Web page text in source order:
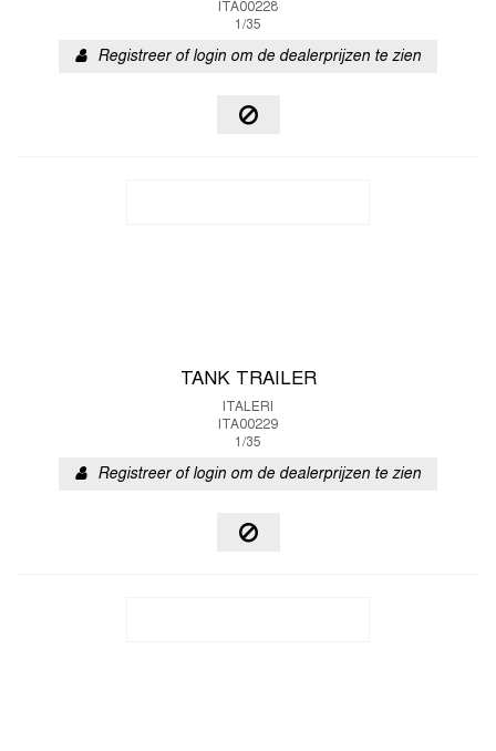
ITA00228
1/35
Registreer of login om de dealerprijzen te zien
TANK TRAILER
ITALERI
ITA00229
1/35
Registreer of login om de dealerprijzen te zien